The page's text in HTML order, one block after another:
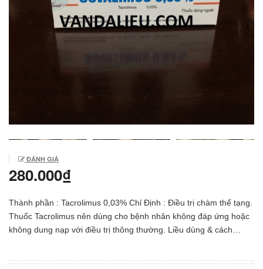
ĐÁNH GIÁ
280.000₫
Thành phần : Tacrolimus 0,03% Chỉ Định : Điều trị chàm thể tạng.
Thuốc Tacrolimus nên dùng cho bệnh nhân không đáp ứng hoặc
không dung nạp với điều trị thông thường. Liều dùng & cách